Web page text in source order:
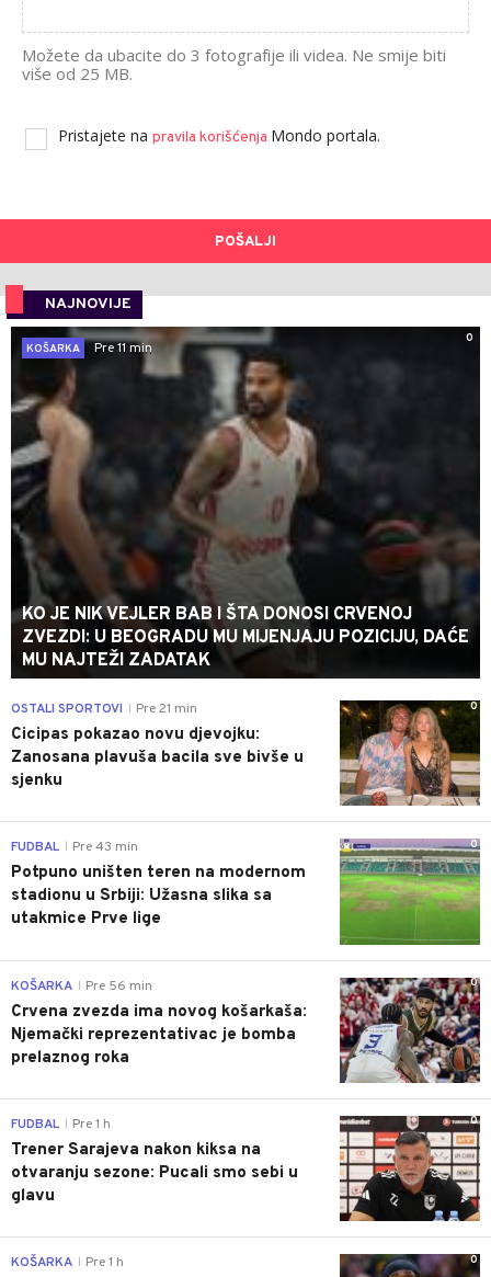
Možete da ubacite do 3 fotografije ili videa. Ne smije biti
više od 25 MB.
Pristajete na pravila korišćenja Mondo portala.
POŠALJI
NAJNOVIJE
0
KOŠARKA
Pre 11 min
KO JE NIK VEJLER BAB I ŠTA DONOSI CRVENOJ
ZVEZDI: U BEOGRADU MU MIJENJAJU POZICIJU, DAĆE
MU NAJTEŽI ZADATAK
0
OSTALI SPORTOVI Pre 21 min
Cicipas pokazao novu djevojku:
Zanosana plavuša bacila sve bivše u
sjenku
0
FUDBAL Pre 43 min
Potpuno uništen teren na modernom
stadionu u Srbiji: Užasna slika sa
utakmice Prve lige
0
KOŠARKA Pre 56 min
Crvena zvezda ima novog košarkaša:
Njemački reprezentativac je bomba
prelaznog roka
0
FUDBAL Pre 1 h
Trener Sarajeva nakon kiksa na
otvaranju sezone: Pucali smo sebi u
glavu
0
KOŠARKA Pre 1 h